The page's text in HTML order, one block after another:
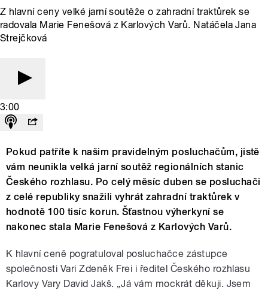
Z hlavní ceny velké jarní soutěže o zahradní traktůrek se
radovala Marie Fenešová z Karlových Varů. Natáčela Jana
Strejčková
3:00
Pokud patříte k našim pravidelným posluchačům, jistě
vám neunikla velká jarní soutěž regionálních stanic
Českého rozhlasu. Po celý měsíc duben se posluchači
z celé republiky snažili vyhrát zahradní traktůrek v
hodnotě 100 tisíc korun. Šťastnou výherkyní se
nakonec stala Marie Fenešová z Karlových Varů.
K hlavní ceně pogratuloval posluchačce zástupce
společnosti Vari Zdeněk Frei i ředitel Českého rozhlasu
Karlovy Vary David Jakš. „Já vám mockrát děkuji. Jsem